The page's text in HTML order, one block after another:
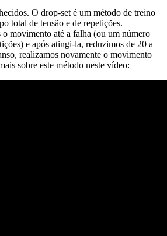
O drop-set é um método de treino
total de tensão e de repetições.
o movimento até a falha (ou um número
e após atingi-la, reduzimos de 20 a
realizamos novamente o movimento
sobre este método neste vídeo: